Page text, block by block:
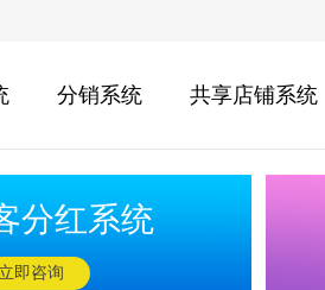
分销系统 共享店铺系统
分红系统
立即咨询